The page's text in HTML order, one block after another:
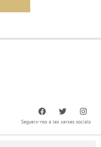
Segueix-nos a les xarxes socials